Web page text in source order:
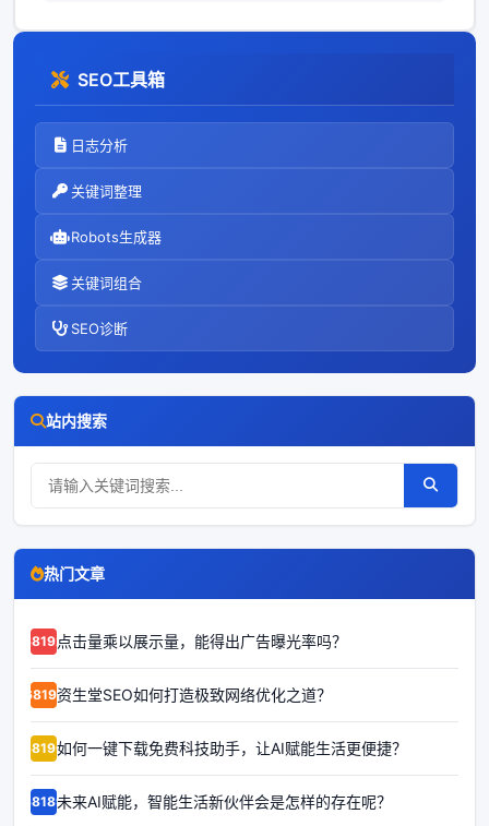
SEO工具箱
日志分析
关键词整理
Robots生成器
关键词组合
SEO诊断
站内搜索
热门文章
68192点击量乘以展示量，能得出广告曝光率吗？
68191资生堂SEO如何打造极致网络优化之道？
68190如何一键下载免费科技助手，让AI赋能生活更便捷？
68189未来AI赋能，智能生活新伙伴会是怎样的存在呢？